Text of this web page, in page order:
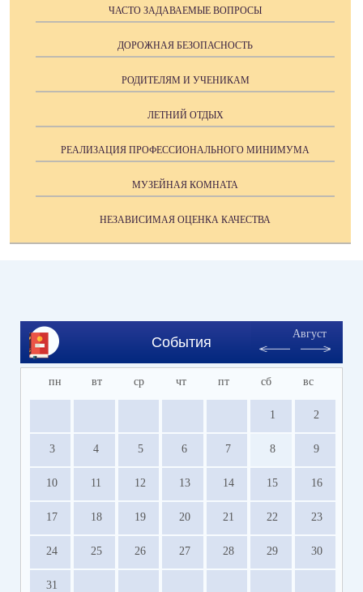
ЧАСТО ЗАДАВАЕМЫЕ ВОПРОСЫ
ДОРОЖНАЯ БЕЗОПАСНОСТЬ
РОДИТЕЛЯМ И УЧЕНИКАМ
ЛЕТНИЙ ОТДЫХ
РЕАЛИЗАЦИЯ ПРОФЕССИОНАЛЬНОГО МИНИМУМА
МУЗЕЙНАЯ КОМНАТА
НЕЗАВИСИМАЯ ОЦЕНКА КАЧЕСТВА
События
Август
пн вт ср чт пт сб вс
1 2
3 4 5 6 7 8 9
10 11 12 13 14 15 16
17 18 19 20 21 22 23
24 25 26 27 28 29 30
31